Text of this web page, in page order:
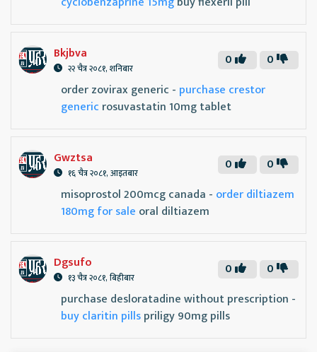
Bkjbva
२२ चैत्र २०८१, शनिबार 0
0
order zovirax generic - purchase crestor
generic rosuvastatin 10mg tablet
Gwztsa
१६ चैत्र २०८१, आइतबार 0
0
misoprostol 200mcg canada - order diltiazem
180mg for sale oral diltiazem
Dgsufo
१३ चैत्र २०८१, बिहीबार 0
0
purchase desloratadine without prescription -
buy claritin pillspriligy 90mg pills